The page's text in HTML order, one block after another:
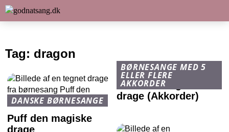
Tag: dragon
DANSKE BØRNESANGE
Puff den magiske
drage
BØRNESANGE MED 5
ELLER FLERE
AKKORDER
Puff den magiske
drage (Akkorder)